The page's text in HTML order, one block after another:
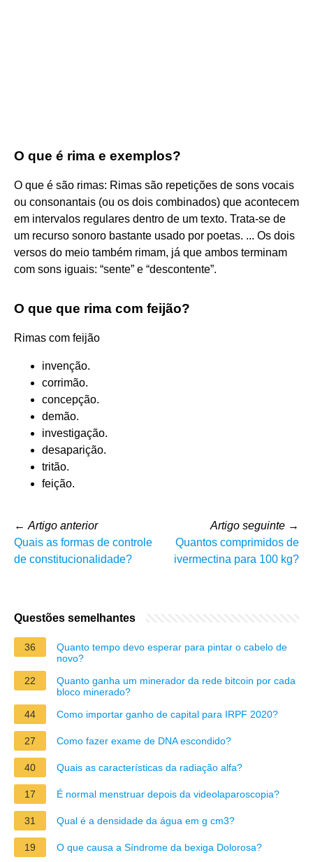
O que é rima e exemplos?
O que é são rimas: Rimas são repetições de sons vocais
ou consonantais (ou os dois combinados) que acontecem
em intervalos regulares dentro de um texto. Trata-se de
um recurso sonoro bastante usado por poetas. ... Os dois
versos do meio também rimam, já que ambos terminam
com sons iguais: “sente” e “descontente”.
O que que rima com feijão?
Rimas com feijão
invenção.
corrimão.
concepção.
demão.
investigação.
desaparição.
tritão.
feição.
← Artigo anterior
Quais as formas de controle
de constitucionalidade?
Artigo seguinte →
Quantos comprimidos de
ivermectina para 100 kg?
Questões semelhantes
36
Quanto tempo devo esperar para pintar o cabelo de
novo?
22
Quanto ganha um minerador da rede bitcoin por cada
bloco minerado?
44
Como importar ganho de capital para IRPF 2020?
27 Como fazer exame de DNA escondido?
40 Quais as características da radiação alfa?
17 É normal menstruar depois da videolaparoscopia?
31 Qual é a densidade da água em g cm3?
19 O que causa a Síndrome da bexiga Dolorosa?